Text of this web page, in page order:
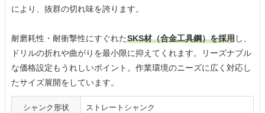
により、抜群の切れ味を誇ります。
耐磨耗性・耐衝撃性にすぐれたSKS材（合金工具鋼）を採用し、
ドリルの折れや曲がりを最小限に抑えてくれます。リーズナブル
な価格設定もうれしいポイント。作業環境のニーズに広く対応し
たサイズ展開をしています。
シャンク形状 ストレートシャンク